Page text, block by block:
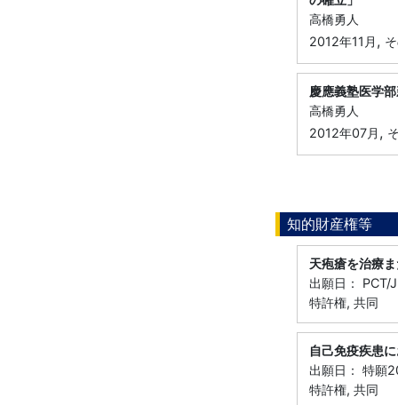
高橋勇人
2012年11月 ,
慶應義塾医学
高橋勇人
2012年07月 ,
知的財産権等
天疱瘡を治療
出願日：
特許権, 共同
自己免疫疾患
出願日： 特
特許権, 共同